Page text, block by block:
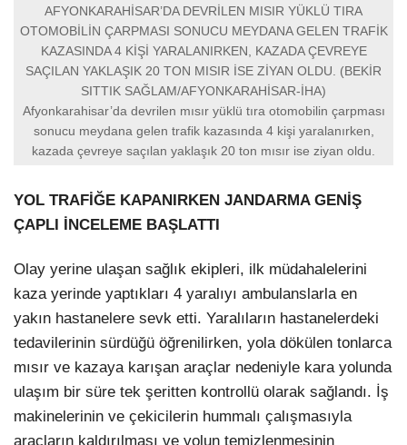
AFYONKARAHİSAR’DA DEVRİLEN MISIR YÜKLÜ TIRA
OTOMOBİLİN ÇARPMASI SONUCU MEYDANA GELEN TRAFİK
KAZASINDA 4 KİŞİ YARALANIRKEN, KAZADA ÇEVREYE
SAÇILAN YAKLAŞIK 20 TON MISIR İSE ZİYAN OLDU. (BEKİR
SITTIK SAĞLAM/AFYONKARAHİSAR-İHA)
Afyonkarahisar’da devrilen mısır yüklü tıra otomobilin çarpması
sonucu meydana gelen trafik kazasında 4 kişi yaralanırken,
kazada çevreye saçılan yaklaşık 20 ton mısır ise ziyan oldu.
YOL TRAFİĞE KAPANIRKEN JANDARMA GENİŞ
ÇAPLI İNCELEME BAŞLATTI
Olay yerine ulaşan sağlık ekipleri, ilk müdahalelerini
kaza yerinde yaptıkları 4 yaralıyı ambulanslarla en
yakın hastanelere sevk etti. Yaralıların hastanelerdeki
tedavilerinin sürdüğü öğrenilirken, yola dökülen tonlarca
mısır ve kazaya karışan araçlar nedeniyle kara yolunda
ulaşım bir süre tek şeritten kontrollü olarak sağlandı. İş
makinelerinin ve çekicilerin hummalı çalışmasıyla
araçların kaldırılması ve yolun temizlenmesinin